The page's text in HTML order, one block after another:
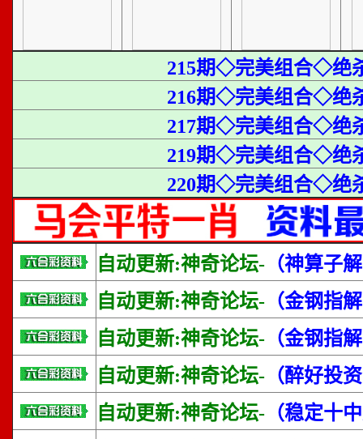
215期◇完美组合◇绝
216期◇完美组合◇绝
217期◇完美组合◇绝
219期◇完美组合◇绝
220期◇完美组合◇绝
自动更新:神奇论坛- （神算子
自动更新:神奇论坛- （金钢指
自动更新:神奇论坛- （金钢指
自动更新:神奇论坛- （醉好投
自动更新:神奇论坛- （稳定十